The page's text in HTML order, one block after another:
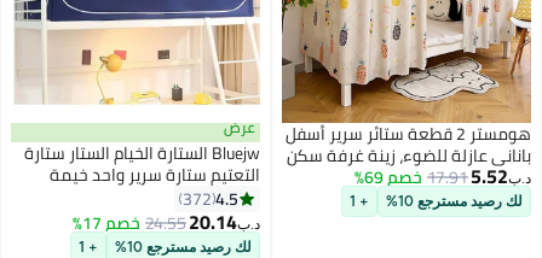
هومستر 2 قطعة ستائر سرير أسفل
عازلة للضوء، زينة غرفة سكن
لخصوصية الزملاء، زخرفة
ستارة خلفية عازلة
5.52
17.91خصم 69%
مسترجع 10% + 1
عرض
Bluejw الستارة الخيام الستار ستارة
التعتيم ستارة سرير واحد خيمة
الستار طالب التظليل القماش السرير
المظلة ناموسية الطالب النوم
حماية الخصوصية
4.5
372
20.14
24.55خصم 17%
لك رصيد مسترجع 10% + 1